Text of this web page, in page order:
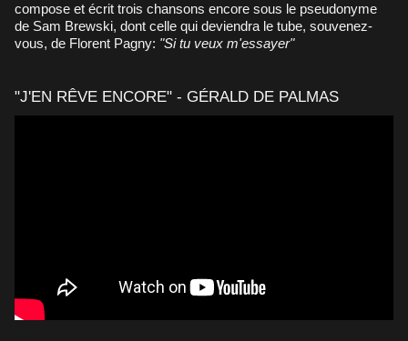
compose et écrit trois chansons encore sous le pseudonyme
de Sam Brewski, dont celle qui deviendra le tube, souvenez-
vous, de Florent Pagny: "Si tu veux m'essayer"
"J'EN RÊVE ENCORE" - GÉRALD DE PALMAS